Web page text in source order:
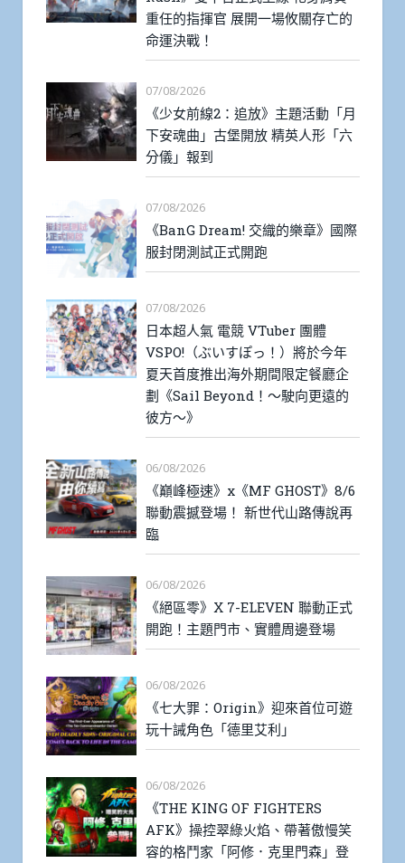
重任的指揮官 展開一場攸關存亡的
命運決戰！
07/08/2026
《少女前線2：追放》主題活動「月
下安魂曲」古堡開放 精英人形「六
分儀」報到
07/08/2026
《BanG Dream! 交織的樂章》國際
服封閉測試正式開跑
07/08/2026
日本超人氣 電競 VTuber 團體
VSPO!（ぶいすぽっ！）將於今年
夏天首度推出海外期間限定餐廳企
劃《Sail Beyond！～駛向更遠的
彼方～》
06/08/2026
《巔峰極速》x《MF GHOST》8/6
聯動震撼登場！ 新世代山路傳說再
臨
06/08/2026
《絕區零》X 7-ELEVEN 聯動正式
開跑！主題門市、實體周邊登場
06/08/2026
《七大罪：Origin》迎來首位可遊
玩十誡角色「德里艾利」
06/08/2026
《THE KING OF FIGHTERS
AFK》操控翠綠火焰、帶著傲慢笑
容的格鬥家「阿修．克里門森」登